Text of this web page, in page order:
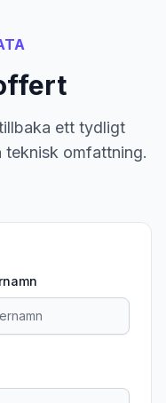
ett tydligt
teknisk omfattning.